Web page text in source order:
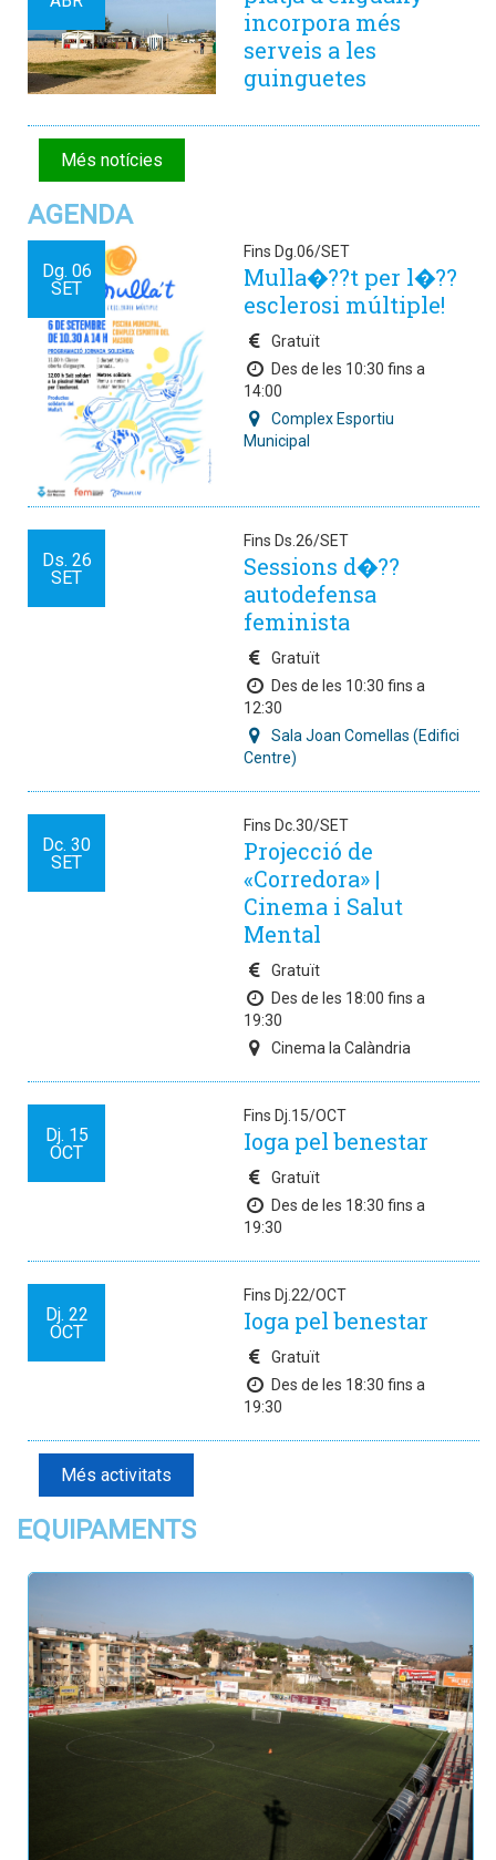
incorpora més
serveis a les
guinguetes
Més notícies
AGENDA
Dg. 06
SET
Fins Dg.06/SET
Mulla�??t per l�??
esclerosi múltiple!
Gratuït
Des de les 10:30 fins a
14:00
Complex Esportiu
Municipal
Ds. 26
SET
Fins Ds.26/SET
Sessions d�??
autodefensa
feminista
Gratuït
Des de les 10:30 fins a
12:30
Sala Joan Comellas (Edifici
Centre)
Dc. 30
SET
Fins Dc.30/SET
Projecció de
«Corredora» |
Cinema i Salut
Mental
Gratuït
Des de les 18:00 fins a
19:30
Cinema la Calàndria
Dj. 15
OCT
Fins Dj.15/OCT
Ioga pel benestar
Gratuït
Des de les 18:30 fins a
19:30
Dj. 22
OCT
Fins Dj.22/OCT
Ioga pel benestar
Gratuït
Des de les 18:30 fins a
19:30
Més activitats
EQUIPAMENTS